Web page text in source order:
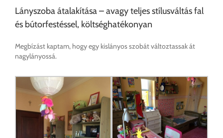
Lányszoba átalakítása – avagy teljes stílusváltás fal
és bútorfestéssel, költséghatékonyan
Megbízást kaptam, hogy egy kislányos szobát változtassak át
nagylányossá.